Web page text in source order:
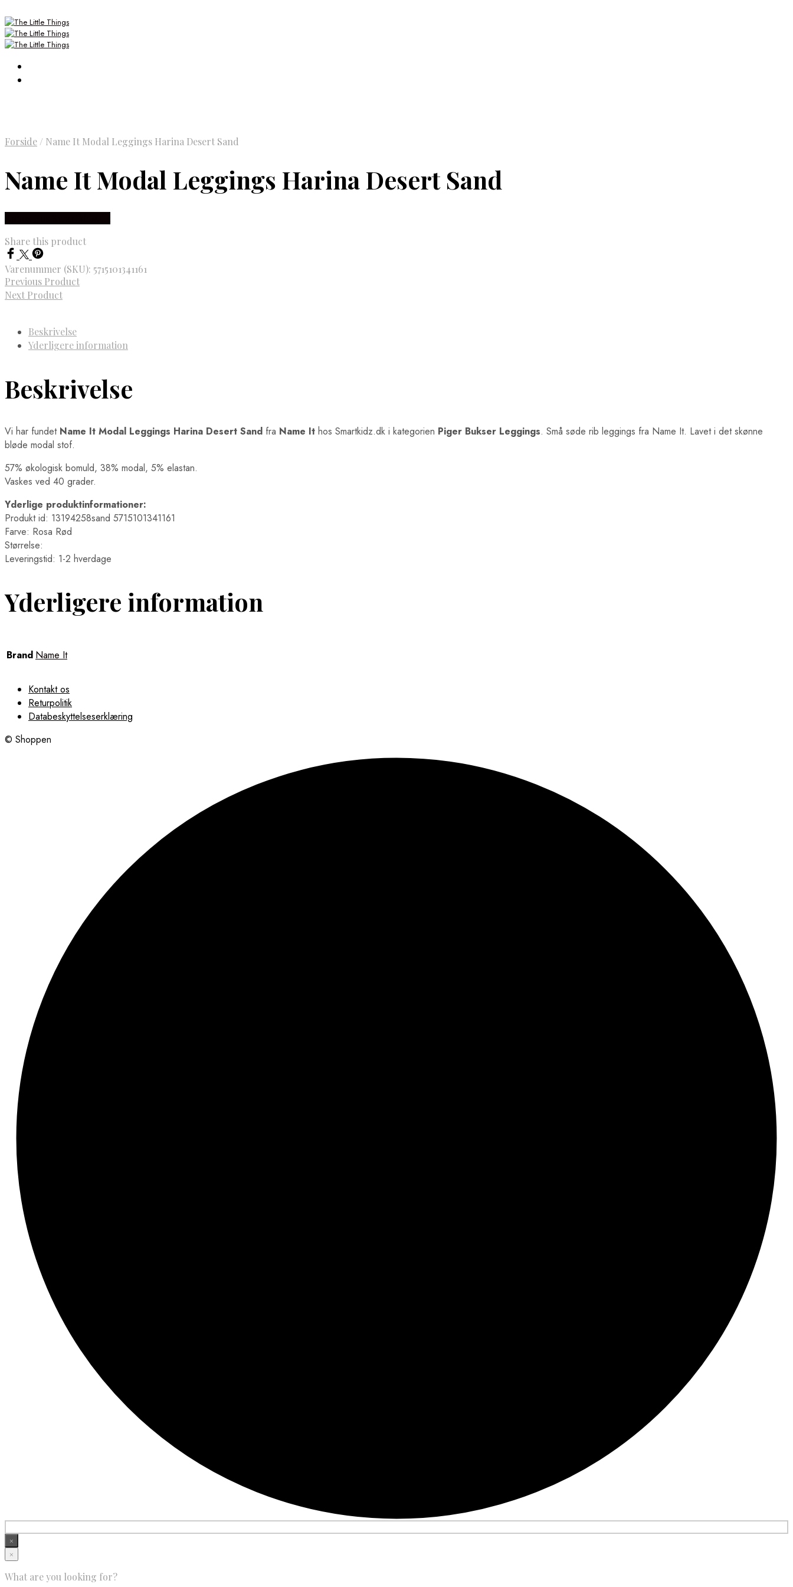
Forside / Name It Modal Leggings Harina Desert Sand
Name It Modal Leggings Harina Desert Sand
Share this product
Varenummer (SKU): 5715101341161
Previous Product
Next Product
Beskrivelse
Yderligere information
Beskrivelse
Vi har fundet Name It Modal Leggings Harina Desert Sand fra Name It hos Smartkidz.dk i kategorien Piger Bukser Leggings. Små søde rib leggings fra Name It. Lavet i det skønne
bløde modal stof.
57% økologisk bomuld, 38% modal, 5% elastan.
Vaskes ved 40 grader.
Yderlige produktinformationer:
Produkt id: 13194258sand 5715101341161
Farve: Rosa Rød
Størrelse:
Leveringstid: 1-2 hverdage
Yderligere information
Brand Name It
Kontakt os
Returpolitik
Databeskyttelseserklæring
© Shoppen
×
×
What are you looking for?